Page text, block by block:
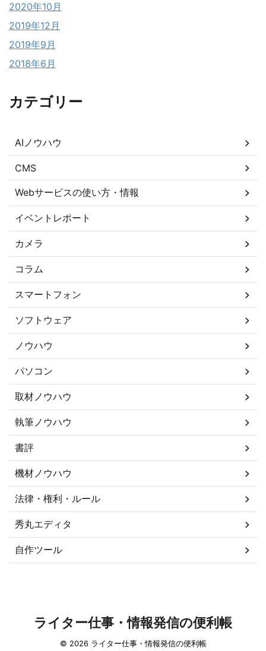
2020年10月
2019年12月
2019年9月
2018年6月
カテゴリー
AIノウハウ
CMS
Webサービスの使い方・情報
イベントレポート
カメラ
コラム
スマートフォン
ソフトウェア
ノウハウ
パソコン
取材ノウハウ
執筆ノウハウ
書評
機材ノウハウ
法律・権利・ルール
秀丸エディタ
自作ツール
ライター仕事・情報発信の便利帳
© 2026 ライター仕事・情報発信の便利帳